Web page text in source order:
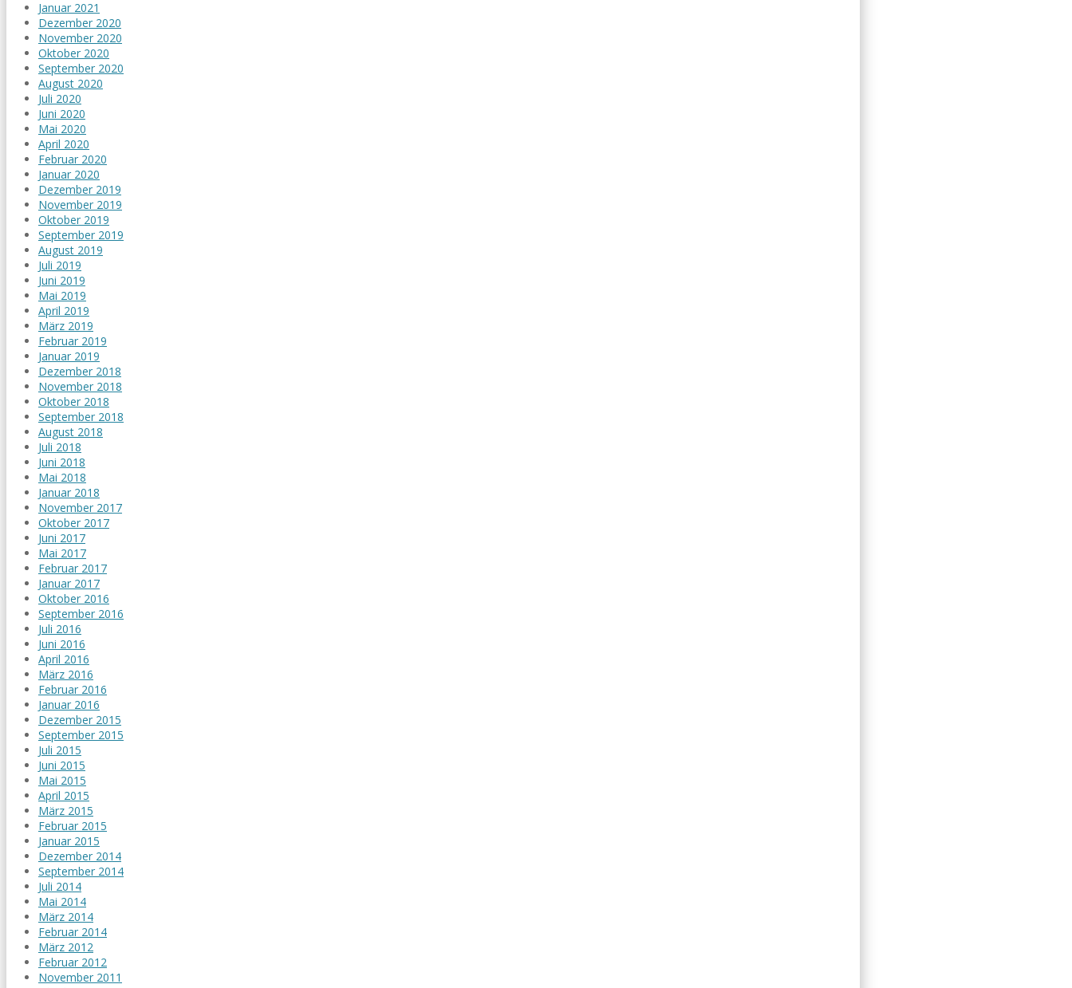
Januar 2021
Dezember 2020
November 2020
Oktober 2020
September 2020
August 2020
Juli 2020
Juni 2020
Mai 2020
April 2020
Februar 2020
Januar 2020
Dezember 2019
November 2019
Oktober 2019
September 2019
August 2019
Juli 2019
Juni 2019
Mai 2019
April 2019
März 2019
Februar 2019
Januar 2019
Dezember 2018
November 2018
Oktober 2018
September 2018
August 2018
Juli 2018
Juni 2018
Mai 2018
Januar 2018
November 2017
Oktober 2017
Juni 2017
Mai 2017
Februar 2017
Januar 2017
Oktober 2016
September 2016
Juli 2016
Juni 2016
April 2016
März 2016
Februar 2016
Januar 2016
Dezember 2015
September 2015
Juli 2015
Juni 2015
Mai 2015
April 2015
März 2015
Februar 2015
Januar 2015
Dezember 2014
September 2014
Juli 2014
Mai 2014
März 2014
Februar 2014
März 2012
Februar 2012
November 2011